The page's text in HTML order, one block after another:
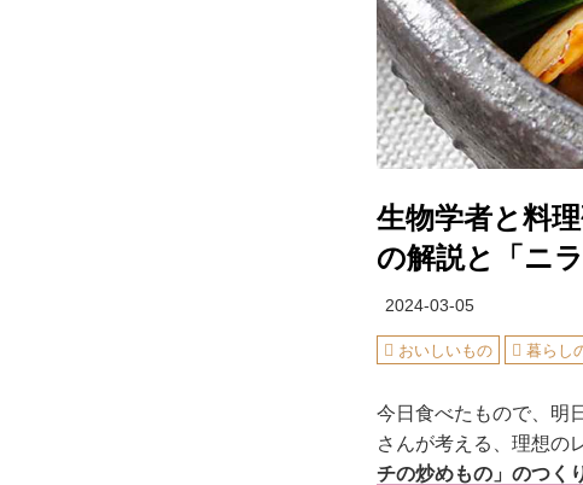
生物学者と料
の解説と「ニ
2024-03-05
おいしいもの 暮らし
今日食べたもので、明
さんが考える、理想の
チの炒めもの」のつく